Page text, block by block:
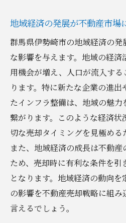
インテリアデザイン
バリューアップさせ
ジング
購入者の心を掴むプ
不動産価値を向上さ
情報収集が命運を分ける
動産売却
情報源の選び方で成
オンラインツールを
市場の変化を常にキャ
信頼できるアドバイ
地元ネットワークを
地域経済の発展が不動産市場
群馬県伊勢崎市の地域経済の発
な影響を与えます。地域の経
用機会が増え、人口が流入す
ります。特に新たな企業の進
たインフラ整備は、地域の魅
繋がります。このような経済
切な売却タイミングを見極める
また、地域経済の成長は不動
ため、売却時に有利な条件を
となります。地域経済の動向
の影響を不動産売却戦略に組
言えるでしょう。